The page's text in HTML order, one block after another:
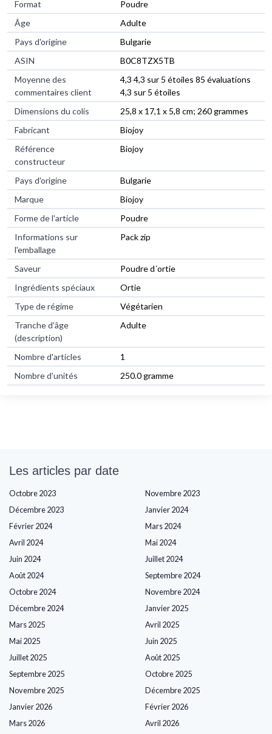
Format
‎Poudre
Âge
‎Adulte
Pays d'origine
‎Bulgarie
ASIN
B0C8TZX5TB
Moyenne des
commentaires client
4,3 4,3 sur 5 étoiles 85 évaluations
4,3 sur 5 étoiles
Dimensions du colis
25,8 x 17,1 x 5,8 cm; 260 grammes
Fabricant
Biojoy
Référence
constructeur
Biojoy
Pays d'origine
Bulgarie
Marque
Biojoy
Forme de l'article
Poudre
Informations sur
l'emballage
Pack zip
Saveur
Poudre d´ortie
Ingrédients spéciaux
Ortie
Type de régime
Végétarien
Tranche d'âge
(description)
Adulte
Nombre d'articles
1
Nombre d'unités
250.0 gramme
Les articles par date
Octobre 2023
Novembre 2023
Décembre 2023
Janvier 2024
Février 2024
Mars 2024
Avril 2024
Mai 2024
Juin 2024
Juillet 2024
Août 2024
Septembre 2024
Octobre 2024
Novembre 2024
Décembre 2024
Janvier 2025
Mars 2025
Avril 2025
Mai 2025
Juin 2025
Juillet 2025
Août 2025
Septembre 2025
Octobre 2025
Novembre 2025
Décembre 2025
Janvier 2026
Février 2026
Mars 2026
Avril 2026